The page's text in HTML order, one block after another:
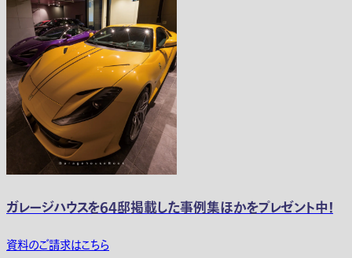
ガレージハウスを64邸掲載した事例集ほかをプレゼント中！
資料のご請求はこちら